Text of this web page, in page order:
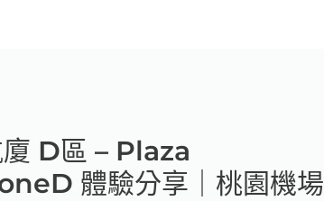
D區 – Plaza
體驗分享｜桃園機場